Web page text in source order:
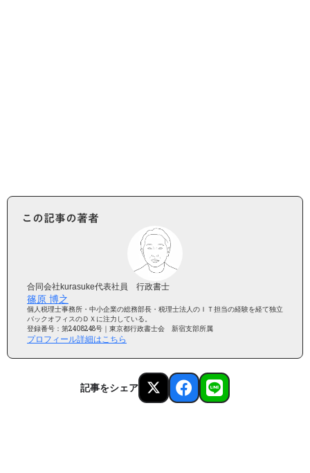
この記事の著者
合同会社kurasuke代表社員 行政書士
篠原 博之
個人税理士事務所・中小企業の総務部長・税理士法人のＩＴ担当の経験を経て独立
バックオフィスのＤＸに注力している。
登録番号：第2408248号｜東京都行政書士会 新宿支部所属
プロフィール詳細はこちら
記事をシェア